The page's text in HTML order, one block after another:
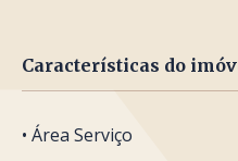
Características do
• Área Serviço